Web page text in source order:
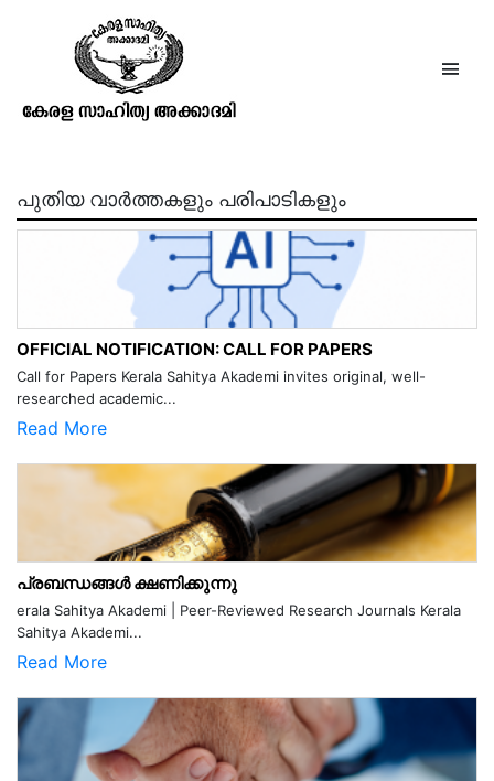
കവനകൗമുദി 5
പുതിയ വാർത്തകളും പരിപാടികളും
OFFICIAL NOTIFICATION: CALL FOR PAPERS
Call for Papers Kerala Sahitya Akademi invites original, well-
researched academic...
Read More
പ്രബന്ധങ്ങൾ ക്ഷണിക്കുന്നു
erala Sahitya Akademi | Peer-Reviewed Research Journals Kerala
Sahitya Akademi...
Read More